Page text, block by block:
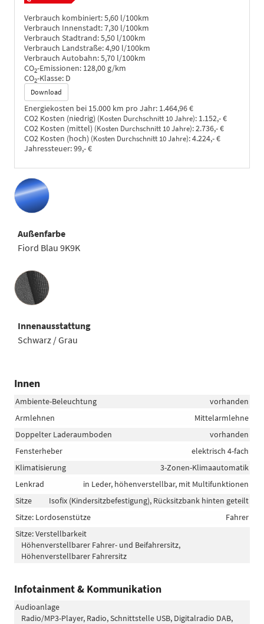
Verbrauch kombiniert:5,60 l/100km
Verbrauch Innenstadt:7,30 l/100km
Verbrauch Stadtrand:5,50 l/100km
Verbrauch Landstraße:4,90 l/100km
Verbrauch Autobahn:5,70 l/100km
CO2-Emissionen: 128,00 g/km
CO2-Klasse: D
Download
Energiekosten bei 15.000 km pro Jahr: 1.464,96 €
CO2 Kosten (niedrig) (Kosten Durchschnitt 10 Jahre): 1.152,- €
CO2 Kosten (mittel) (Kosten Durchschnitt 10 Jahre):2.736,- €
CO2 Kosten (hoch) (Kosten Durchschnitt 10 Jahre):4.224,- €
Jahressteuer:99,- €
Außenfarbe
Fiord Blau 9K9K
Innenausstattung
Innenausstattung
Schwarz / Grau
Innen
Ambiente-Beleuchtung
vorhanden
Armlehnen
Mittelarmlehne
Doppelter Laderaumboden
vorhanden
Fensterheber
elektrisch 4-fach
Klimatisierung
3-Zonen-Klimaautomatik
Lenkrad
in Leder, höhenverstellbar, mit Multifunktionen
Sitze
Isofix (Kindersitzbefestigung), Rücksitzbank hinten geteilt
Sitze: Lordosenstütze
Fahrer
Sitze: Verstellbarkeit
Höhenverstellbarer Fahrer- und Beifahrersitz,
Höhenverstellbarer Fahrersitz
Infotainment & Kommunikation
Audioanlage
Radio/MP3-Player, Radio, Schnittstelle USB, Digitalradio DAB,